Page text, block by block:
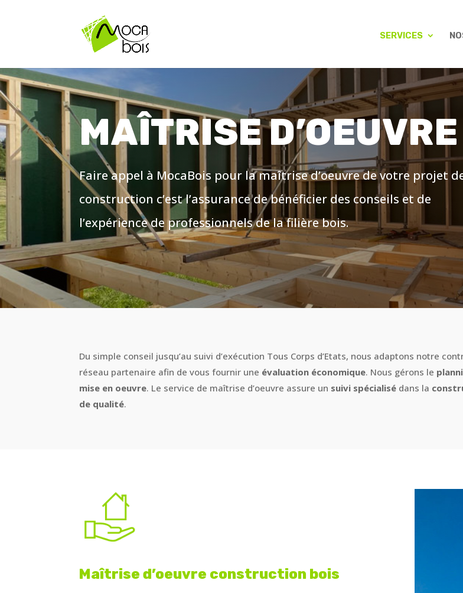
SERVICES
MAÎTRISE D’OEUVRE
Faire appel à MocaBois pour la maîtrise d’oeuvre de votre projet
construction c’est l’assurance de bénéficier des conseils et de
l’expérience de professionnels de la filière bois.
Du simple conseil jusqu’au suivi d’exécution Tous Corps d’Etats, nous adaptons notre
réseau partenaire afin de vous fournir une évaluation économique. Nous gérons le
mise en oeuvre. Le service de maîtrise d’oeuvre assure un suivi spécialisé dans la
de qualité.
Maîtrise d’oeuvre construction bois